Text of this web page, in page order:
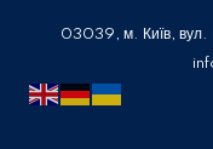
03039, м. Київ, вул.